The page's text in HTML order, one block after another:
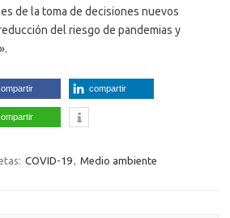
de la toma de decisiones nuevos
del riesgo de pandemias y
compartir
COVID-19, Medio ambiente